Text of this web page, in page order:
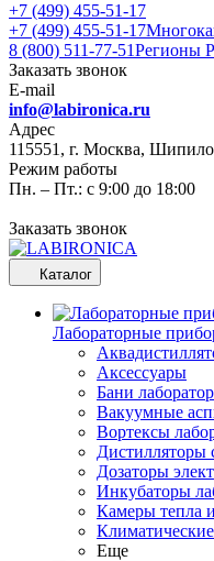
+7 (499) 455-51-17
+7 (499) 455-51-17
8 (800) 511-77-51Регионы
Заказать звонок
E-mail
info@labironica.ru
Адрес
115551, г. Москва,
Режим работы
Пн. – Пт.: с 9:00 до 18:00
Заказать звонок
Каталог
Лабораторные
Аксессуары
Бани
Вакуумные
Вортексы
Дистилляторы
Дозаторы
Инкубаторы
Камеры тепла
Еще